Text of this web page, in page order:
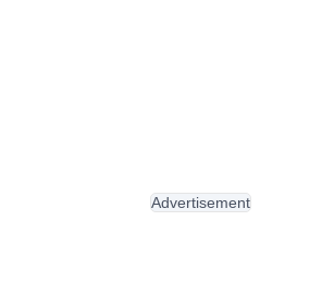
Advertisement